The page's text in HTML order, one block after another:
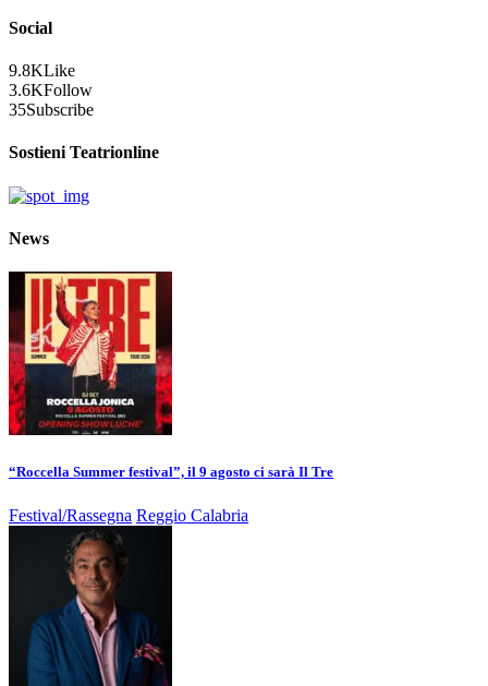
Social
9.8KLike
3.6KFollow
35Subscribe
Sostieni Teatrionline
News
“Roccella Summer festival”, il 9 agosto ci sarà Il Tre
Festival/Rassegna Reggio Calabria